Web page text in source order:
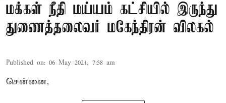
மக்கள் நீதி மய்யம் கட்சியில் இருந்து
துணைத்தலைவர் மகேந்திரன் விலகல்
Published on: 06 May 2021, 7:58 am
சென்னை,